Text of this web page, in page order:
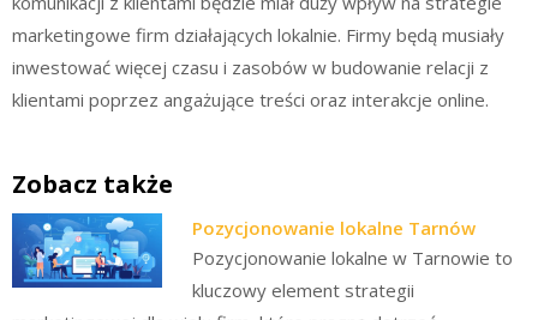
marketingowe firm działających lokalnie. Firmy będą musiały
inwestować więcej czasu i zasobów w budowanie relacji z
klientami poprzez angażujące treści oraz interakcje online.
Zobacz także
Pozycjonowanie lokalne Tarnów
Pozycjonowanie lokalne w Tarnowie to
kluczowy element strategii